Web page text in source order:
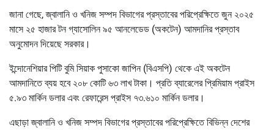
জানা গেছে, জ্বালানি ও খনিজ সম্পদ বিভাগের প্রস্তাবের পরিপ্রেক্ষিতে জুন ২০২৫
মাসে ২৫ হাজার টন গ্যাসোলিন ৯৫ আনলেডেড (অকটেন) আমদানির প্রস্তাব
অনুমোদন দিয়েছে সরকার।
ইন্দোনেশিয়ার পিটি বুমি সিয়াক পুসাকো জাপিন (বিএসপি) থেকে এই অকটেন
আমদানিতে ব্যয় হবে ২০৮ কোটি ৬৩ লাখ টাকা। প্রতি ব্যারেলের প্রিমিয়াম প্রাইস
৫.৯৩ মার্কিন ডলার এবং রেফারেন্স প্রাইস ৭৩.৬১০ মার্কিন ডলার।
এছাড়া জ্বালানি ও খনিজ সম্পদ বিভাগের প্রস্তাবের পরিপ্রেক্ষিতে বিভিন্ন দেশের